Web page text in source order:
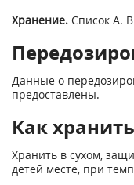
Хранение. Список А.
Данные о
предоставлены.
Как
Хранить в сухом,
детей месте, при